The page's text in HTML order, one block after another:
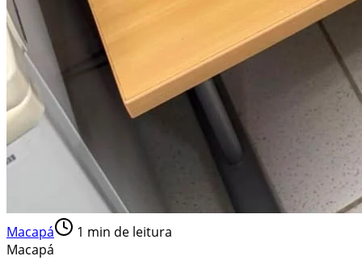
Macapá 1 min de leitura
Macapá